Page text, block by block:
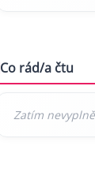
Co rád/a čtu